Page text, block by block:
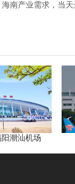
潮汕机场